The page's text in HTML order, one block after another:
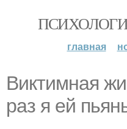
главная
Виктимная
раз я ей